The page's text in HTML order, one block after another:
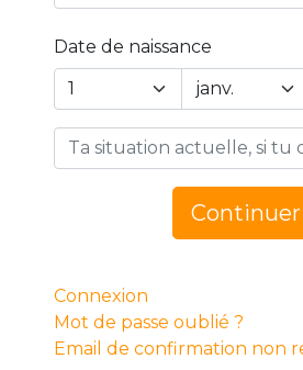
Date de naissance
Year
Day
Continuer
Connexion
Mot de passe oublié ?
Email de confirmation non